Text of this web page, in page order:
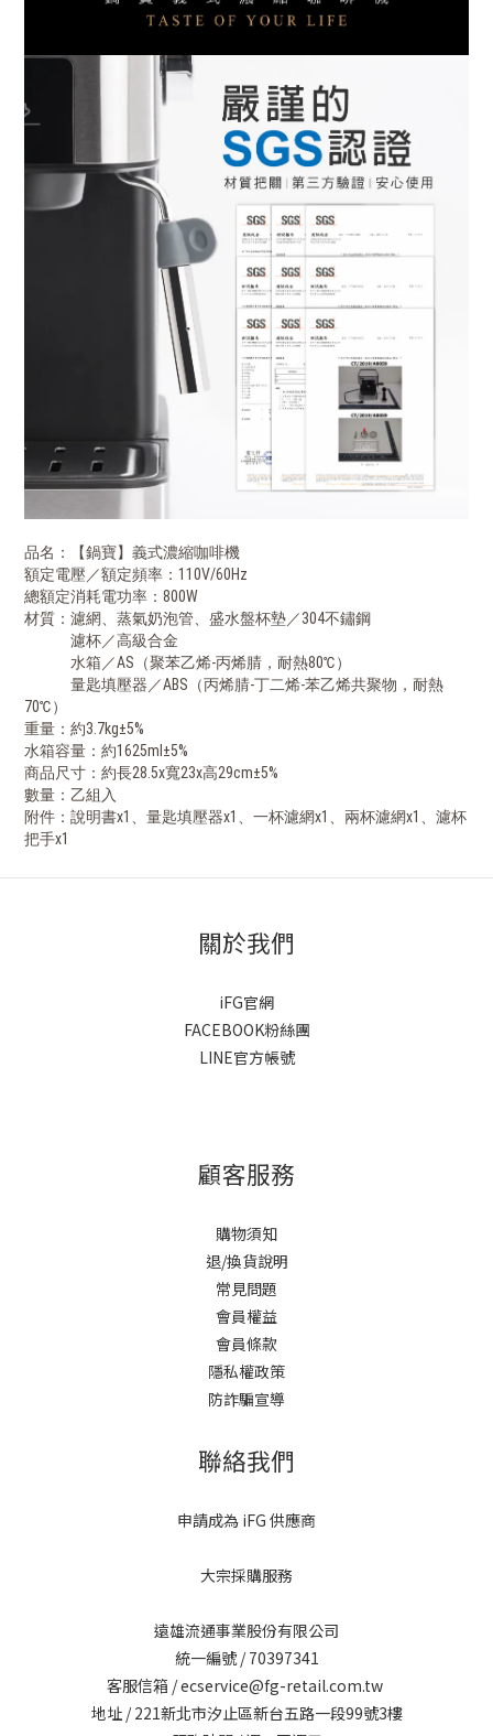
品名：【鍋寶】義式濃縮咖啡機
額定電壓／額定頻率：110V/60Hz
總額定消耗電功率：800W
材質：濾網、蒸氣奶泡管、盛水盤杯墊／304不鏽鋼
濾杯／高級合金
水箱／AS（聚苯乙烯-丙烯腈，耐熱80℃）
量匙填壓器／ABS（丙烯腈-丁二烯-苯乙烯共聚物，耐熱
70℃）
重量：約3.7kg±5%
水箱容量：約1625ml±5%
商品尺寸：約長28.5x寬23x高29cm±5%
數量：乙組入
附件：說明書x1、量匙填壓器x1、一杯濾網x1、兩杯濾網x1、濾杯
把手x1
關於我們
iFG官網
FACEBOOK粉絲團
LINE官方帳號
顧客服務
購物須知
退/換貨說明
常見問題
會員權益
會員條款
隱私權政策
防詐騙宣導
聯絡我們
申請成為 iFG 供應商
大宗採購服務
遠雄流通事業股份有限公司
統一編號 / 70397341
客服信箱 / ecservice@fg-retail.com.tw
地址 / 221新北市汐止區新台五路一段99號3樓